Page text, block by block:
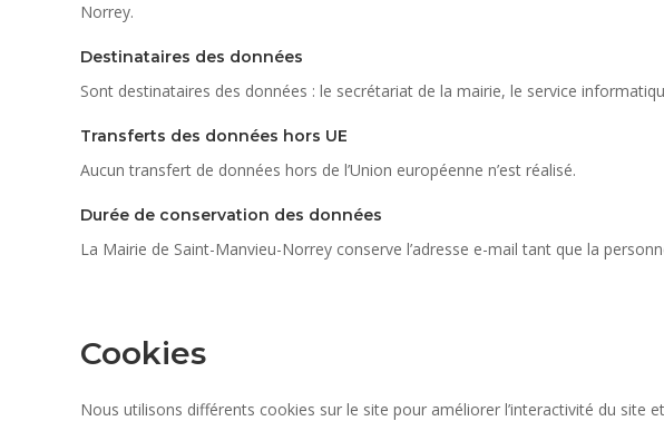
Norrey.
Destinataires des données
Sont destinataires des données : le secrétariat de la mairie, le service
Transferts des données hors UE
Aucun transfert de données hors de l’Union européenne n’est réalisé.
Durée de conservation des données
La Mairie de Saint-Manvieu-Norrey conserve l’adresse e-mail tant que la
Cookies
Nous utilisons différents cookies sur le site pour améliorer l’interactivité du site